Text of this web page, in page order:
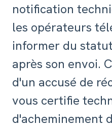
notification
les opérateurs
informer du
après son envoi.
d'un accusé de
vous certifie
d'acheminement